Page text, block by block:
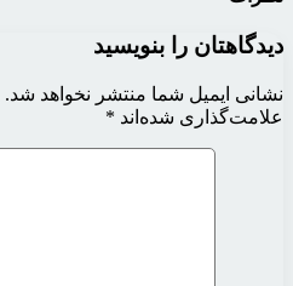
دیدگاهتان را بنویسید
نشانی ایمیل شما منتشر نخواهد شد.
علامت‌گذاری شده‌اند *